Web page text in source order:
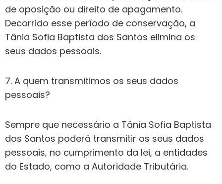
de oposição ou direito de apagamento.
Decorrido esse período de conservação, a
Tânia Sofia Baptista dos Santos elimina os
seus dados pessoais.
7. A quem transmitimos os seus dados
pessoais?
Sempre que necessário a Tânia Sofia Baptista
dos Santos poderá transmitir os seus dados
pessoais, no cumprimento da lei, a entidades
do Estado, como a Autoridade Tributária.